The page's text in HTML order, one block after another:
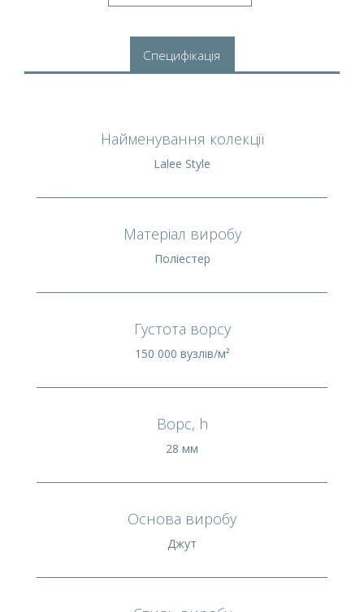
Специфікація
Найменування колекції
Lalee Style
Матеріал виробу
Поліестер
Густота ворсу
150 000 вузлів/м²
Ворс, h
28 мм
Основа виробу
Джут